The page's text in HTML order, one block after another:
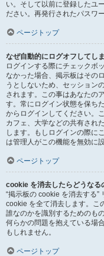
い。そして以前に登録したユ
ださい。再発行されたパスワ
ページトップ
なぜ自動的にログオフしてし
ログインする際にチェックボ
なかった場合、掲示板はその
うとしないため、セッション
されます。この事はあなたの
す。常にログイン状態を保ち
からログインしてください。
カフェ、大学などの共有され
します。もしログインの際に
は管理人がこの機能を無効に
ページトップ
cookie を消去したらどうなる
“掲示板の cookie を消去する
cookie を全て消去します。こ
誰なのかを識別するためのも
何らかの問題を抱えている場
もしれません。
ページトップ